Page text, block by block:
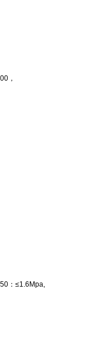
，
：≤1.6Mpa,